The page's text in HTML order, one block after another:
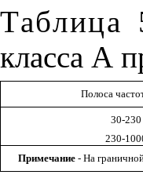
Таблица
класса А
Полоса
30-230
230-
Примечание - На